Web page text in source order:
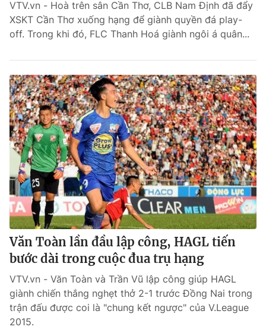
VTV.vn - Hoà trên sân Cần Thơ, CLB Nam Định đã đẩy
XSKT Cần Thơ xuống hạng để giành quyền đá play-
off. Trong khi đó, FLC Thanh Hoá giành ngôi á quân...
Văn Toàn lần đầu lập công, HAGL tiến
bước dài trong cuộc đua trụ hạng
VTV.vn - Văn Toàn và Trần Vũ lập công giúp HAGL
giành chiến thắng nghẹt thở 2-1 trước Đồng Nai trong
trận đấu được coi là "chung kết ngược" của V.League
2015.